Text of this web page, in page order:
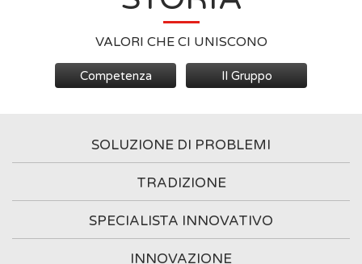
VALORI CHE CI UNISCONO
Competenza Il Gruppo
SOLUZIONE DI PROBLEMI
TRADIZIONE
SPECIALISTA INNOVATIVO
INNOVAZIONE